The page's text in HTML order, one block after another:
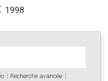
1998
Recherche avancée